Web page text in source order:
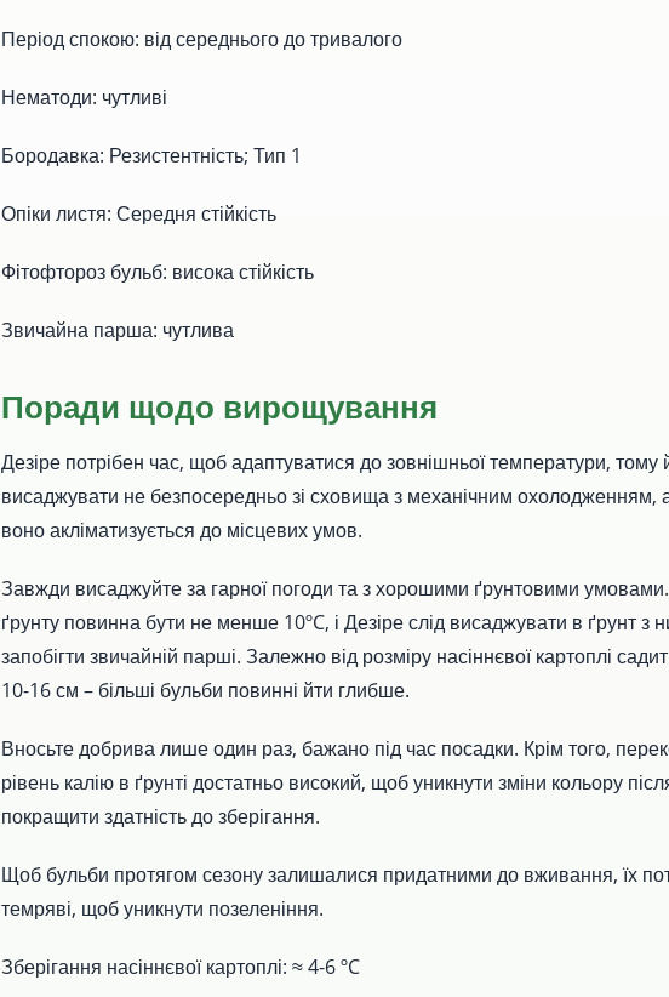
Період спокою: від середнього до тривалого
Нематоди: чутливі
Бородавка: Резистентність; Тип 1
Опіки листя: Середня стійкість
Фітофтороз бульб: висока стійкість
Звичайна парша: чутлива
Поради щодо вирощування
Дезіре потрібен час, щоб адаптуватися до зовнішньої температури, тому
висаджувати не безпосередньо зі сховища з механічним охолодженням, а
воно акліматизується до місцевих умов.
Завжди висаджуйте за гарної погоди та з хорошими ґрунтовими
ґрунту повинна бути не менше 10ºC, і Дезіре слід висаджувати в ґрунт з
запобігти звичайній парші. Залежно від розміру насіннєвої картоплі
10-16 см – більші бульби повинні йти глибше.
Вносьте добрива лише один раз, бажано під час посадки. Крім того,
рівень калію в ґрунті достатньо високий, щоб уникнути зміни кольору
покращити здатність до зберігання.
Щоб бульби протягом сезону залишалися придатними до вживання, їх
темряві, щоб уникнути позеленіння.
Зберігання насіннєвої картоплі: ≈ 4-6 ºC